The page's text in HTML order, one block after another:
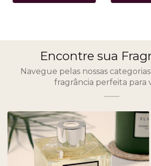
Encontre sua
Navegue pelas nossas
fragrância perfeita para